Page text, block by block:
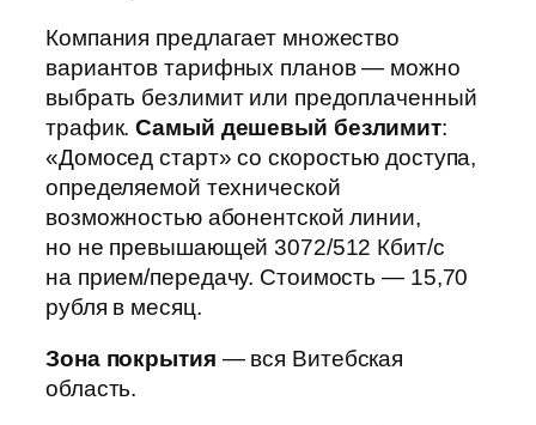
Компания предлагает множество
вариантов тарифных планов — можно
выбрать безлимит или предоплаченный
трафик.Самый дешевый безлимит:
«Домосед старт» со скоростью доступа,
определяемой технической
возможностью абонентской линии,
но не превышающей 3072/512 Кбит/с
на прием/передачу. Стоимость — 15,70
рубля в месяц.
Зона покрытия — вся Витебская
область.